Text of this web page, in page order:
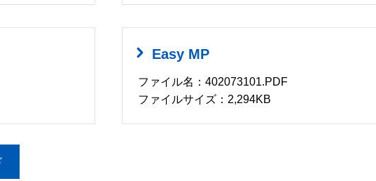
Easy MP
ファイル名：402073101.PDF
ファイルサイズ：2,294KB